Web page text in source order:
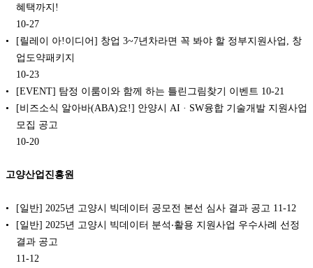
혜택까지!
10-27
[릴레이 아!이디어] 창업 3~7년차라면 꼭 봐야 할 정부지원사업, 창
업도약패키지
10-23
[EVENT] 탐정 이룸이와 함께 하는 틀린그림찾기 이벤트 10-21
[비즈소식 알아바(ABA)요!] 안양시 AI · SW융합 기술개발 지원사업
모집 공고
10-20
고양산업진흥원
[일반] 2025년 고양시 빅데이터 공모전 본선 심사 결과 공고 11-12
[일반] 2025년 고양시 빅데이터 분석‧활용 지원사업 우수사례 선정
결과 공고
11-12